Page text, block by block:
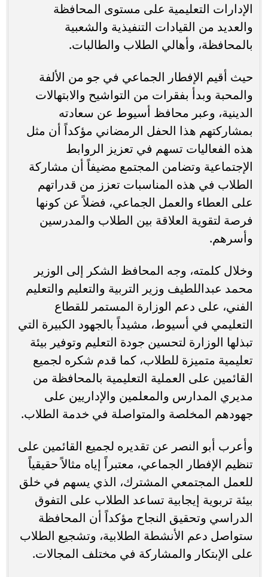
الإدارات التعليمية على مستوى المحافظة
والعديد من القيادات التنفيذية والشعبية
بالمحافظة، وأهالي الطلاب والطالبات.
حيث أقيم الإفطار الجماعي في جو من الألفة
والمحبة وبدأ بفقرات من التواشيح والابتهالات
الدينية، وعبر محافظ أسيوط عن سعادته
بمشاركتهم هذا الحفل الرمضاني مؤكداً أن مثل
هذه الفعاليات تسهم في تعزيز الروابط
الإجتماعية وتضامن المجتمع مضيفاً أن مشاركة
الطلاب في هذه المناسبات تعزز من قدراتهم
على العطاء والعمل الجماعي، فضلاً عن كونها
فرصة لتقوية العلاقة بين الطلاب والمدرسين
وأسرهم.
وخلال كلمته، وجه المحافظ الشكر إلى الوزير
محمد عبداللطيف وزير التربية والتعليم والتعليم
الفني، على دعم الوزارة المستمر للقطاع
التعليمي في أسيوط، مشيداً بالجهود الكبيرة التي
تبذلها الوزارة لتحسين جودة التعليم وتوفير بيئة
تعليمية متميزة للطلاب، كما قدم شكره لجميع
القائمين على العملية التعليمية بالمحافظة من
مديري المدارس والمعلمين والإداريين على
جهودهم المخلصة والمتواصلة في خدمة الطلاب.
وأعرب أبو النصر عن تقديره لجميع القائمين على
تنظيم الإفطار الجماعي، معتبراً إياه مثالاً حقيقياً
للعمل المجتمعي المشترك، الذي يسهم في خلق
بيئة تربوية إيجابية تساعد الطلاب على التفوق
الدراسي وتحقيق النجاح مؤكداً أن المحافظة
ستواصل دعم الأنشطة الطلابية، وتشجيع الطلاب
على الإبتكار والمشاركة في مختلف المجالات.